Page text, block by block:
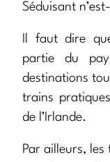
Séduisant
Il faut dire
partie du
destinations
trains
de l’Irlande.
Par ailleurs,